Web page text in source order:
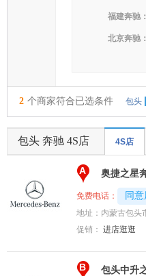
福建奔驰：
北京奔驰：
2 个商家符合已选条件 包头
包头 奔驰 4S店 4S店
A 奥捷之星
免费电话： 同
地址： 内蒙古包头
促销： 进店逛逛
B 包头中升